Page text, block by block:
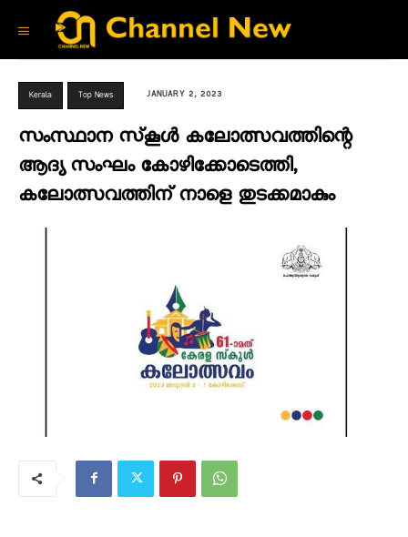
Kerala Top News JANUARY 2, 2023
സംസ്ഥാന സ്‌കൂൾ കലോത്സവത്തിന്റെ
ആദ്യ സംഘം കോഴിക്കോടെത്തി,
കലോത്സവത്തിന് നാളെ തുടക്കമാകും